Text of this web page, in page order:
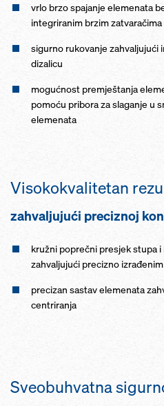
vrlo brzo spajanje elemenata
integriranim brzim zatvaračima
sigurno rukovanje zahvaljujući
dizalicu
mogućnost premještanja
pomoću pribora za slaganje u
elemenata
Visokokvalitetan
zahvaljujući preciznoj
kružni poprečni presjek stupa
zahvaljujući precizno
precizan sastav elemenata
centriranja
Sveobuhvatna